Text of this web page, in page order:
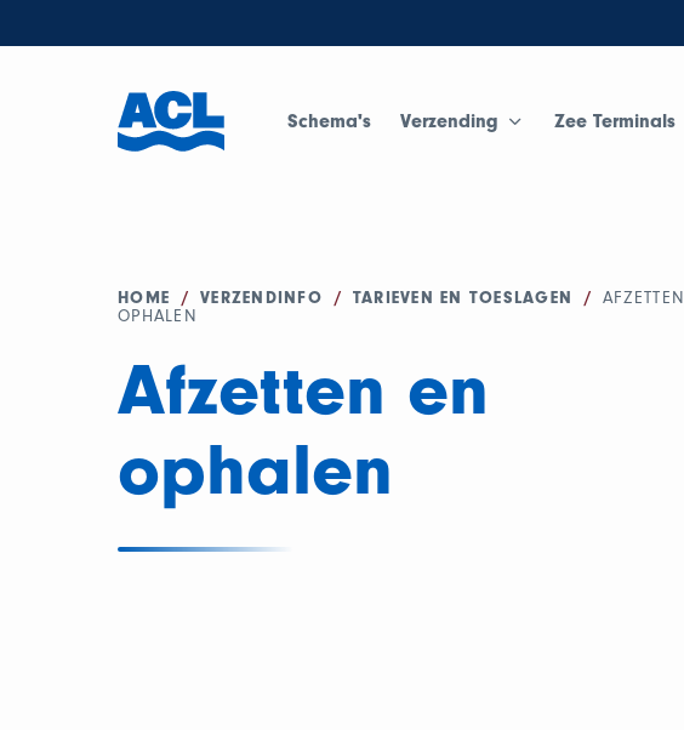
Schema's Verzending Zee Terminals
HOME / VERZENDINFO / TARIEVEN EN TOESLAGEN /
OPHALEN
Afzetten en
ophalen